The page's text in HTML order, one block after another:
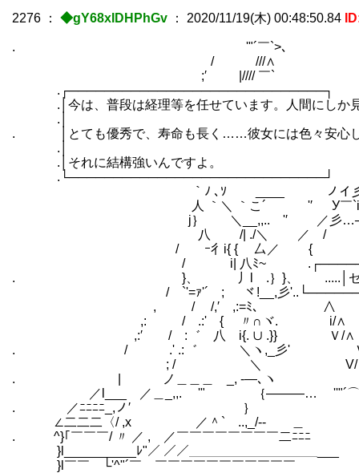
2276 ： ◆gY68xIDHPhGv ： 2020/11/19(木) 00:48:50.84
. '"´￣`>､
/ ///∧
;′ |//// ￣`
.┌─────────────────────────────┐
.│今は、普段は経理等を任せています。人間に
.│
. │とても優秀で、寿命も長く……彼女には色々安心
.│
.│それに結構強い
.└─────────────────────────────┘
｀ﾉ ､ｿ ____ ノイ彡
人 ｀＼ ｀こ´ '′ У￣`i
j｝ ＼__,,.. '′ ／彡…┘
八 /| ./＼ ／ / `
/ ｰ彳i{ { 厶／ {
/ i| 八ﾐ~￣
. }、 丿l .｝}、 .....│セクハラどころか
/ `'=ｧ'´ ; ヾ!__,彡
, / /,′ ,:=ﾐ､ ∧
,: / .:' { 〃∩ヾ. i/∧
,:′ / :゛ 八 i{. ∪ .}} Ｖ/∧
. / .' .:゛ ＼ヽ,_彡' Ｖ
; / ＼ V/
. | ノ＿＿＿ _, -―､ヽ
／l___ ／＿_,,. '" ｛―――…
. ／ﾆﾆﾆﾆ_,ノ′ ｝
∠二二二〈/ ,x ／＾` ..,_/‐- ＿
. ^}｢￣￣￣/ 〃 ／ , ／￣￣￣￣￣￣￣￣二ﾆﾆﾆ
}l__________ﾚ"／ ／／＿＿＿＿＿＿＿＿＿＿___
}l￣￣ └'^"´￣ ￣￣￣￣￣￣￣￣￣￣￣